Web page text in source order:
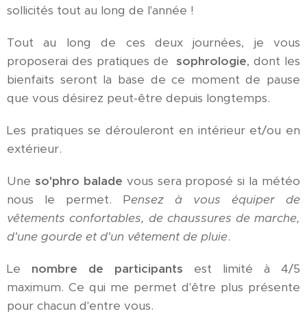
sollicités tout au long de l'année !
Tout au long de ces deux journées, je vous
proposerai des pratiques desophrologie, dont les
bienfaits seront la base de ce moment de pause
que vous désirez peut-être depuis longtemps.
Les pratiques se dérouleront en intérieur et/ou en
extérieur.
Une so'phro balade vous sera proposé si la météo
nous le permet. Pensez à vous équiper de
vêtements confortables, de chaussures de marche,
d'une gourde et d'un vêtement de pluie.
Le nombre de participants est limité à 4/5
maximum. Ce qui me permet d'être plus présente
pour chacun d'entre vous.